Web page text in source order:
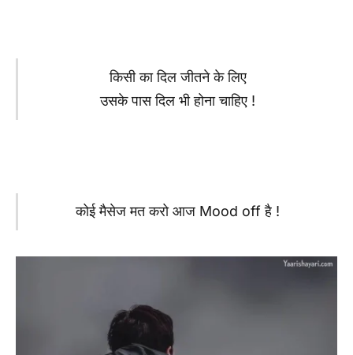
किसी का दिल जीतने के लिए
उसके पास दिल भी होना चाहिए !
कोई मैसेज मत करो आज Mood off है !